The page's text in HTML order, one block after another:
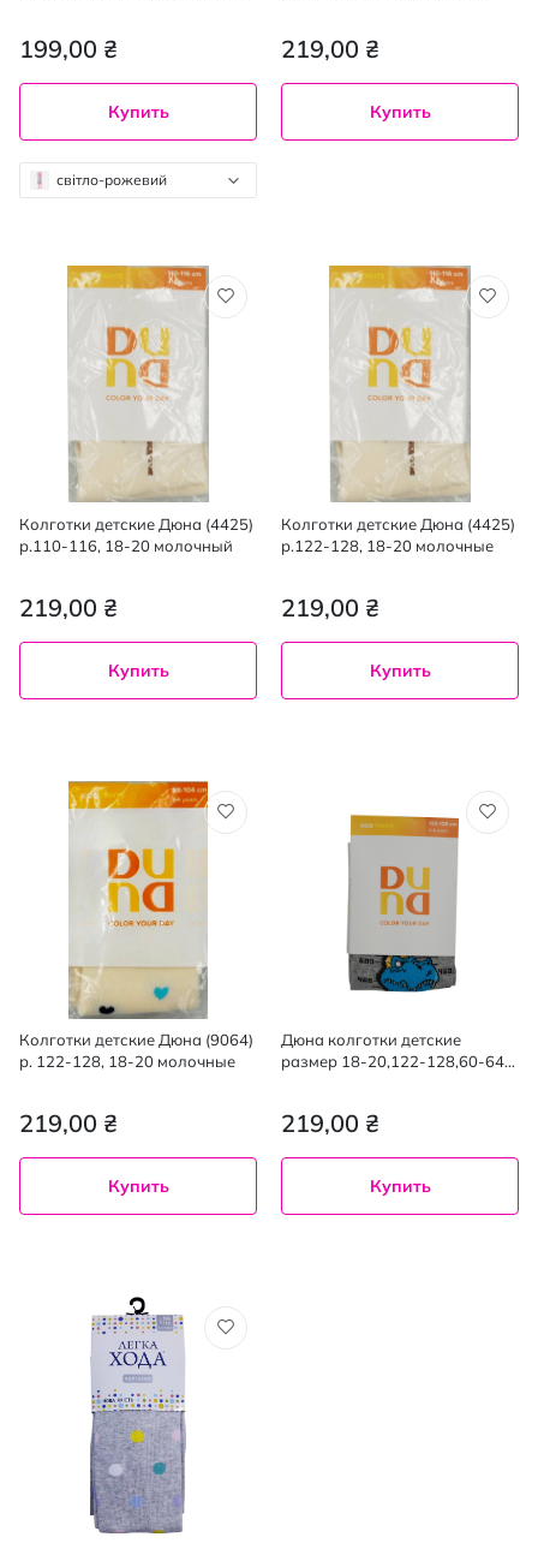
199,00 ₴
Купить
світло-рожевий
219,00 ₴
Купить
Колготки детские Дюна (4425)
р.110-116, 18-20 молочный
219,00 ₴
Купить
Колготки детские Дюна (4425)
р.122-128, 18-20 молочные
219,00 ₴
Купить
Колготки детские Дюна (9064)
р. 122-128, 18-20 молочные
219,00 ₴
Купить
Дюна колготки детские
размер 18-20,122-128,60-64
219,00 ₴
Купить